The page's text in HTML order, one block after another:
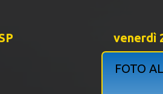
venerdì
FOTO